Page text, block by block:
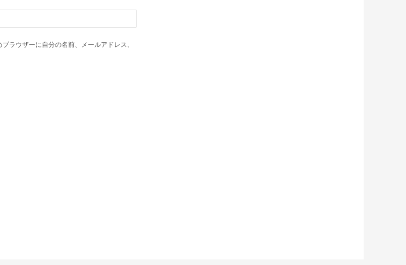
ラウザーに自分の名前、メールアドレス、